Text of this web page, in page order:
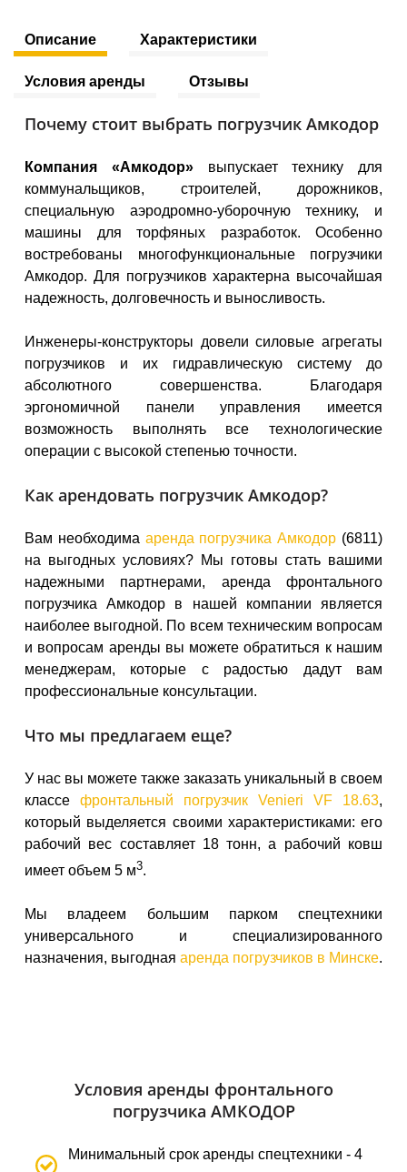
Описание Характеристики
Условия аренды Отзывы
Почему стоит выбрать погрузчик Амкодор
Компания «Амкодор»выпускает технику для
коммунальщиков, строителей, дорожников,
специальную аэродромно-уборочную технику, и
машины для торфяных разработок. Особенно
востребованы многофункциональные погрузчики
Амкодор. Для погрузчиков характерна высочайшая
надежность, долговечность и выносливость.
Инженеры-конструкторы довели силовые агрегаты
погрузчиков и их гидравлическую систему до
абсолютного совершенства. Благодаря
эргономичной панели управления имеется
возможность выполнять все технологические
операции с высокой степенью точности.
Как арендовать погрузчик Амкодор?
Вам необходима аренда погрузчика Амкодор (6811)
на выгодных условиях? Мы готовы стать вашими
надежными партнерами, аренда фронтального
погрузчика Амкодор в нашей компании является
наиболее выгодной. По всем техническим вопросам
и вопросам аренды вы можете обратиться к нашим
менеджерам, которые с радостью дадут вам
профессиональные консультации.
Что мы предлагаем еще?
У нас вы можете также заказать уникальный в своем
классе фронтальный погрузчик Venieri VF 18.63,
который выделяется своими характеристиками: его
рабочий вес составляет 18 тонн, а рабочий ковш
имеет объем 5 м3.
Мы владеем большим парком спецтехники
универсального и специализированного
назначения, выгодная аренда погрузчиков в Минске.
Условия аренды фронтального
погрузчика АМКОДОР
Минимальный срок аренды спецтехники - 4